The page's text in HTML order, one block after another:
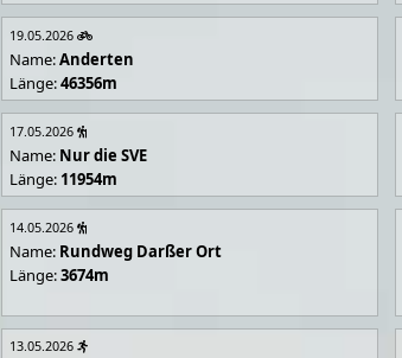
19.05.2026
Name:Anderten
Länge:46356m
17.05.2026
Name: Nur die SVE
Länge: 11954m
14.05.2026
Name: Rundweg Darßer Ort
Länge:3674m
13.05.2026